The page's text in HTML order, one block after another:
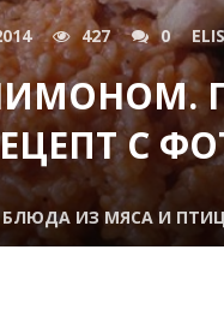
427 0
С
БЛЮДА ИЗ МЯСА И